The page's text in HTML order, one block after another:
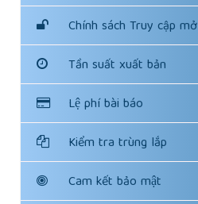
Chính sách Truy cập mở
Tần suất xuất bản
Lệ phí bài báo
Kiểm tra trùng lắp
Cam kết bảo mật